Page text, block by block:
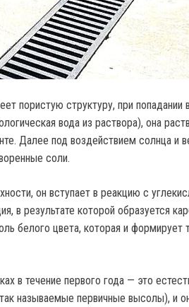
пористую структуру, при попадании
вода из раствора), она
Далее под воздействием солнца и
соли.
он вступает в реакцию с
в результате которой образуется
белого цвета, которая и формирует
в течение первого года — это
называемые первичные высолы), и